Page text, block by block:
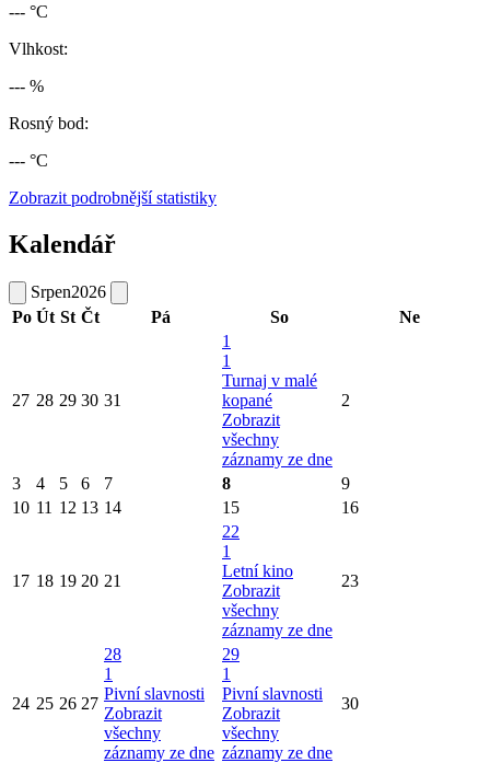
--- °C
Vlhkost:
--- %
Rosný bod:
--- °C
Zobrazit podrobnější statistiky
Kalendář
Srpen2026
Po Út St Čt Pá So Ne
27 28 29 30 31
1
1
Turnaj v malé
kopané
Zobrazit
všechny
záznamy ze dne
2
3 4 5 6 7 8
9
10 11 12 13 14 15 16
17 18 19 20 21
22
1
Letní kino
Zobrazit
všechny
záznamy ze dne
23
24 25 26 27
28
1
Pivní slavnosti
Zobrazit
všechny
záznamy ze dne
29
1
Pivní slavnosti
Zobrazit
všechny
záznamy ze dne
30